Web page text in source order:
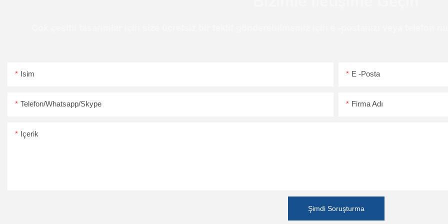
Isim E -posta
Telefon/Whatsapp/Skype Firma Adı
Içerik
Şimdi Soruşturma